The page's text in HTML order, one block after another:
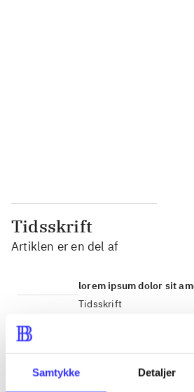
Samtykke Detaljer
Tidsskrift
Artiklen er en del af
lorem ipsum dolor sit
Tidsskrift
Artiklerne i